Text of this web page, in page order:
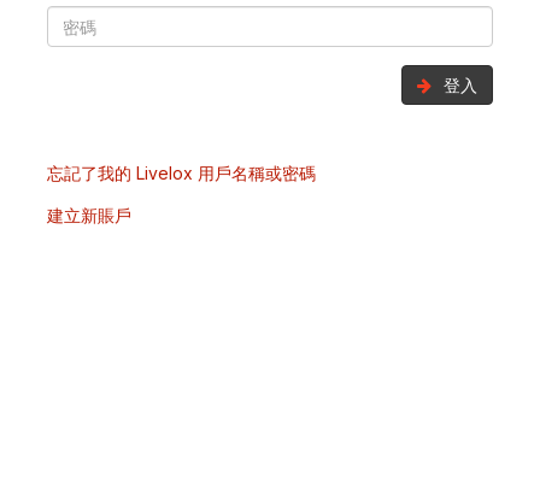
登入
忘記了我的 Livelox 用戶名稱或密碼
建立新賬戶